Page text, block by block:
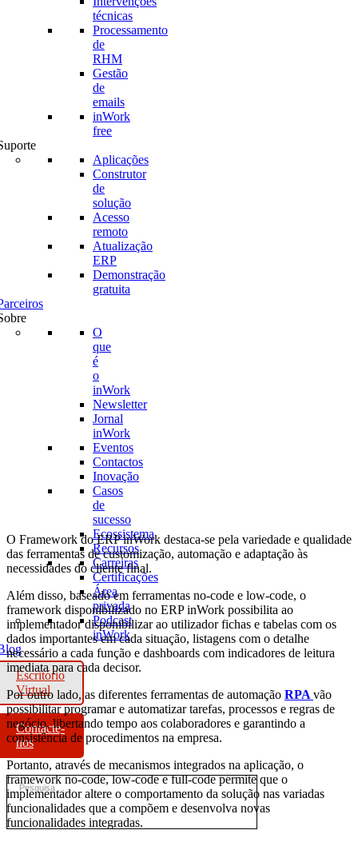
técnicas
Processamento
de
RHM
Gestão
de
emails
inWork
free
Aplicações
Construtor
de
solução
Acesso
remoto
Atualização
ERP
Demonstração
gratuita
O
que
é
o
inWork
Newsletter
Jornal
inWork
Eventos
Contactos
Inovação
Casos
de
sucesso
Ecossistema
Recursos
Carreiras
Certificações
Área
privada
Podcast
inWork
Escritório
Virtual
Contacte-
nos
O Framework do ERP inWork destaca-se pela variedade e qualidade
das ferramentas de customização, automação e adaptação às
necessidades do cliente final.
Além disso, baseado em ferramentas no-code e low-code, o
framework disponibilizado no ERP inWork possibilita ao
implementador disponibilizar ao utilizador fichas e tabelas com os
dados importantes em cada situação, listagens com o detalhe
necessário a cada função e dashboards com indicadores de leitura
imediata para cada decisor.
Por outro lado, as diferentes ferramentas de automação RPA vão
possibilitar programar e automatizar tarefas, processos e regras de
negócio, libertando tempo aos colaboradores e garantindo a
consistência de procedimentos na empresa.
Portanto, através de mecanismos integrados na aplicação, o
framework no-code, low-code e full-code permite que o
implementador altere o comportamento da solução nas variadas
funcionalidades que a compõem e desenvolva novas
funcionalidades integradas.